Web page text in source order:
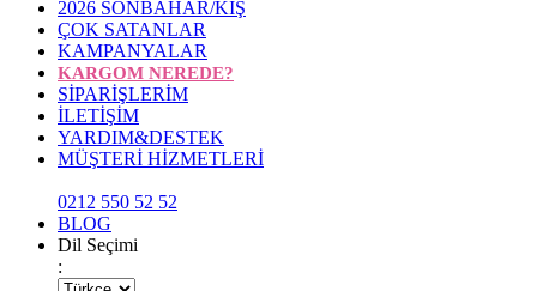
2026 SONBAHAR/KIŞ
ÇOK SATANLAR
KAMPANYALAR
KARGOM NEREDE?
SİPARİŞLERİM
İLETİŞİM
YARDIM&DESTEK
MÜŞTERİ HİZMETLERİ
0212 550 52 52
BLOG
Dil Seçimi
: